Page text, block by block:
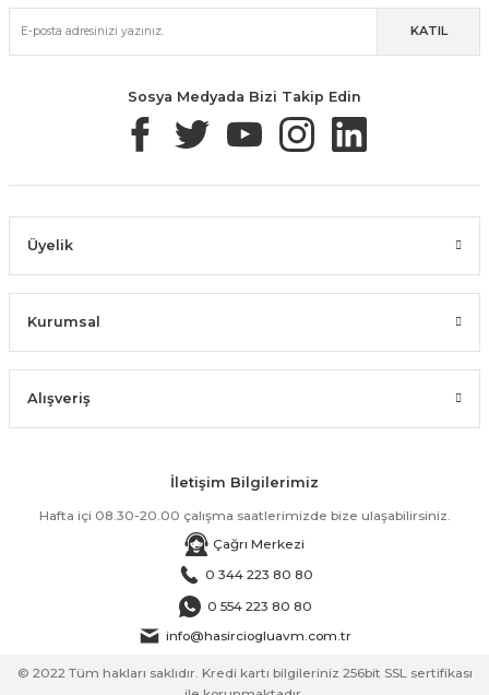
Güvenli Paketleme Taksit / Havale İle Alışveriş Kolay İade & Değişim
KATIL
Sosya Medyada Bizi Takip Edin
Üyelik
Kurumsal
Alışveriş
İletişim Bilgilerimiz
Hafta içi 08.30-20.00 çalışma saatlerimizde bize ulaşabilirsiniz.
Çağrı Merkezi
0 344 223 80 80
0 554 223 80 80
info@hasirciogluavm.com.tr
© 2022 Tüm hakları saklıdır. Kredi kartı bilgileriniz 256bit SSL sertifikası